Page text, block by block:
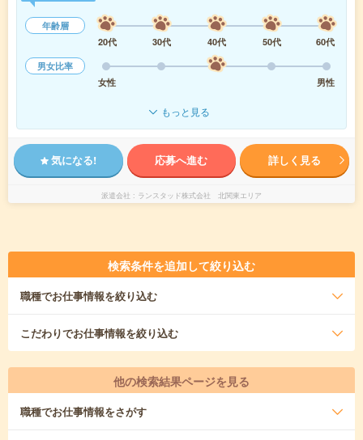
年齢層
20代
30代 40代 50代
60代
男女比率
女性
男性
もっと見る
気になる! 応募へ進む 詳しく見る
派遣会社 ランスタッド株式会社 北関東エリア
検索条件を追加して絞り込む
職種でお仕事情報を絞り込む
こだわりでお仕事情報を絞り込む
他の検索結果ページを見る
職種でお仕事情報をさがす